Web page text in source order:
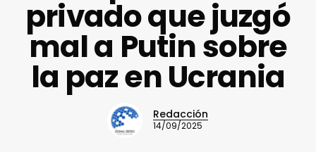
privado que juzgó
mal a Putin sobre
la paz en Ucrania
Redacción
14/09/2025